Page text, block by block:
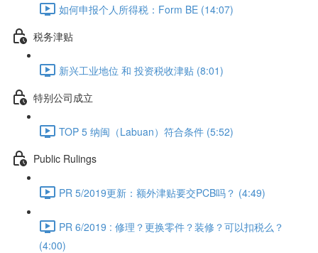
如何申报个人所得税：Form BE (14:07)
税务津贴
新兴工业地位 和 投资税收津贴 (8:01)
特别公司成立
TOP 5 纳闽（Labuan）符合条件 (5:52)
Public Rulings
PR 5/2019更新：额外津贴要交PCB吗？ (4:49)
PR 6/2019 : 修理？更换零件？装修？可以扣税么？
(4:00)